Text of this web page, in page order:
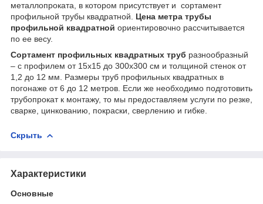
металлопроката, в котором присутствует и сортамент
профильной трубы квадратной. Цена метра трубы
профильной квадратной ориентировочно рассчитывается
по ее весу.
Сортамент профильных квадратных труб разнообразный
– с профилем от 15х15 до 300х300 см и толщиной стенок от
1,2 до 12 мм. Размеры труб профильных квадратных в
погонаже от 6 до 12 метров. Если же необходимо подготовить
трубопрокат к монтажу, то мы предоставляем услуги по резке,
сварке, цинкованию, покраски, сверлению и гибке.
Скрыть
Характеристики
Основные